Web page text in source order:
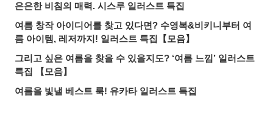
은은한 비침의 매력. 시스루 일러스트 특집
여름 창작 아이디어를 찾고 있다면? 수영복&비키니부터 여
름 아이템, 레저까지! 일러스트 특집【모음】
그리고 싶은 여름을 찾을 수 있을지도? ‘여름 느낌’ 일러스트
특집 【모음】
여름을 빛낼 베스트 룩! 유카타 일러스트 특집